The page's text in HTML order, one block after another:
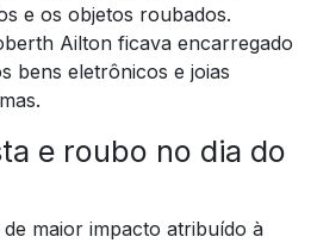
e os objetos roubados.
Ailton ficava encarregado
bens eletrônicos e joias
e roubo no dia do
maior impacto atribuído à